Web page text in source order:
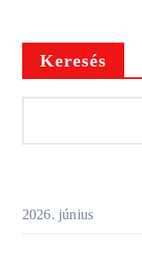
Keresés
2026. június